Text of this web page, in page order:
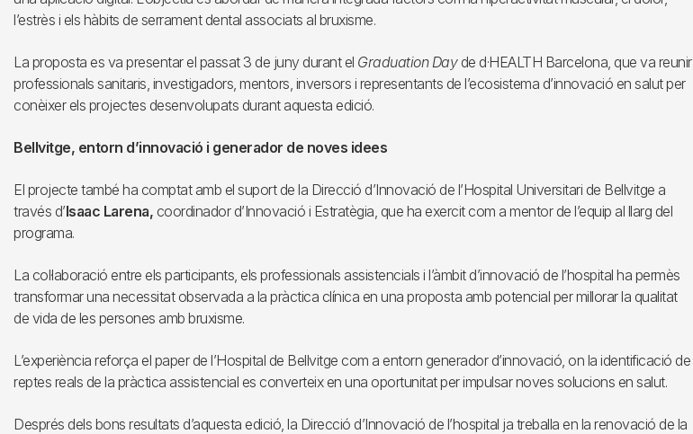
l’estrès i els hàbits de serrament dental associats al bruxisme.
La proposta es va presentar el passat 3 de juny durant el Graduation Day de d·HEALTH Barcelona, que va reunir
professionals sanitaris, investigadors, mentors, inversors i representants de l’ecosistema d’innovació en salut per
conèixer els projectes desenvolupats durant aquesta edició.
Bellvitge, entorn d’innovació i generador de noves idees
El projecte també ha comptat amb el suport de la Direcció d’Innovació de l’Hospital Universitari de Bellvitge a
través d’Isaac Larena, coordinador d’Innovació i Estratègia, que ha exercit com a mentor de l’equip al llarg del
programa.
La col·laboració entre els participants, els professionals assistencials i l’àmbit d’innovació de l’hospital ha permès
transformar una necessitat observada a la pràctica clínica en una proposta amb potencial per millorar la qualitat
de vida de les persones amb bruxisme.
L’experiència reforça el paper de l’Hospital de Bellvitge com a entorn generador d’innovació, on la identificació de
reptes reals de la pràctica assistencial es converteix en una oportunitat per impulsar noves solucions en salut.
Després dels bons resultats d’aquesta edició, la Direcció d’Innovació de l’hospital ja treballa en la renovació de la